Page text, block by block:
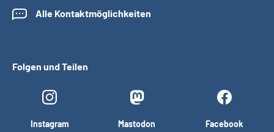
Alle Kontaktmöglichkeiten
Folgen und Teilen
Instagram Mastodon Facebook